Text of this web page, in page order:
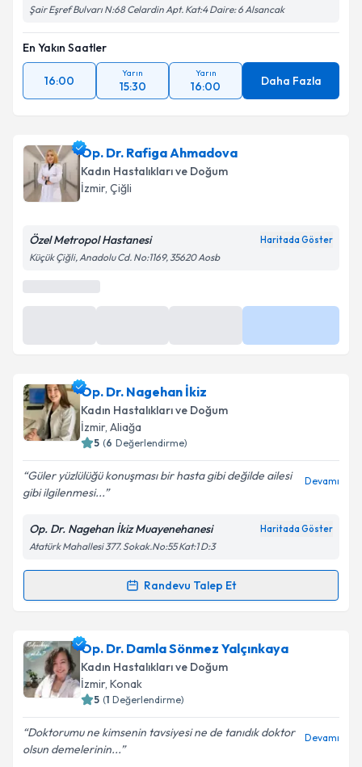
Şair Eşref Bulvarı N:68 Celardin Apt. Kat:4 Daire: 6 Alsancak
En Yakın Saatler
16:00
Yarın
15:30
Yarın
16:00 Daha Fazla
Op. Dr. Rafiga Ahmadova
Kadın Hastalıkları ve Doğum
İzmir, Çiğli
Özel Metropol Hastanesi Haritada Göster
Küçük Çiğli, Anadolu Cd. No:1169, 35620 Aosb
Op. Dr. Nagehan İkiz
Kadın Hastalıkları ve Doğum
İzmir, Aliağa
5 (6 Değerlendirme)
Güler yüzlülüğü konuşması bir hasta gibi değilde ailesi
gibi ilgilenmesi...
Devamı
Op. Dr. Nagehan İkiz Muayenehanesi Haritada Göster
Atatürk Mahallesi 377. Sokak.No:55 Kat:1 D:3
Randevu Talep Et
Randevu Takvimi Talebi
Op. Dr. Nagehan İkiziçin randevu takvimi talebi
oluşturun. Size bu uzmandan randevu almanız için bir
takvim hazırlandığında e-posta ile bilgilendireceğiz.
Op. Dr. Damla Sönmez Yalçınkaya
Kadın Hastalıkları ve Doğum
İzmir, Konak
5 (1 Değerlendirme)
Doktorumu ne kimsenin tavsiyesi ne de tanıdık doktor
olsun demelerinin...
Devamı